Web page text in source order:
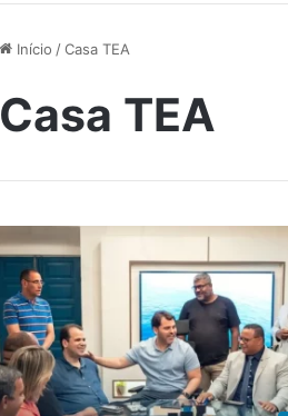
Início /Casa TEA
Casa TEA